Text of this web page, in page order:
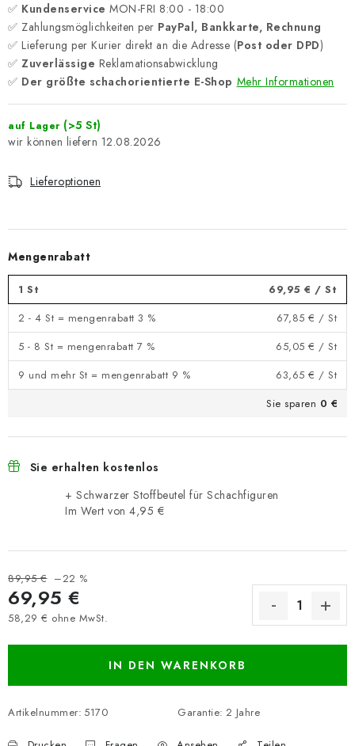
✅ Kundenservice MON-FRI 8:00 - 18:00
✅ Zahlungsmöglichkeiten per PayPal, Bankkarte, Rechnung
✅ Lieferung per Kurier direkt an die Adresse (Post oder DPD)
✅ Zuverlässige Reklamationsabwicklung
✅ Der größte schachorientierte E-Shop Mehr Informationen
auf Lager (>5 St)
12.08.2026
Lieferoptionen
Mengenrabatt
1 St 69,95 € / St
2 - 4 St = mengenrabatt 3 %
67,85 € / St
5 - 8 St = mengenrabatt 7 %
65,05 € / St
9 und mehr St = mengenrabatt 9 %
63,65 € / St
Sie sparen 0 €
Sie erhalten kostenlos
+ Schwarzer Stoffbeutel für Schachfiguren
Im Wert von 4,95 €
89,95 € –22 %
69,95 €
58,29 € ohne MwSt.
IN DEN WARENKORB
Artikelnummer: 5170 Garantie: 2 Jahre